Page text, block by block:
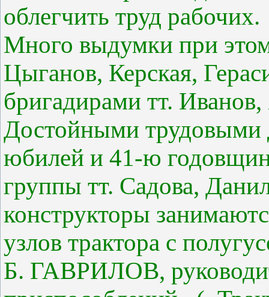
облегчить труд рабочих.
Много выдумки при
Цыганов, Керская,
бригадирами тт.
Достойными трудовыми
юбилей и 41-ю
группы тт. Садова,
конструкторы
узлов трактора с
Б. ГАВРИЛОВ,